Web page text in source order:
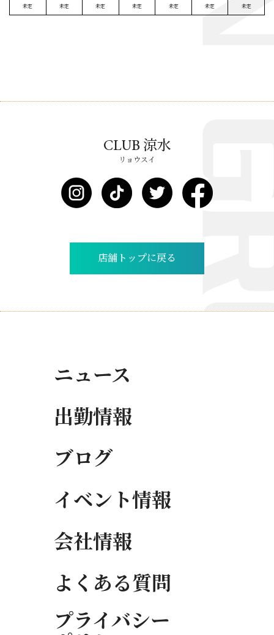
未定 未定 未定 未定 未定 未定 未定
CLUB 涼水
リョウスイ
店舗トップに戻る
ニュース
出勤情報
ブログ
イベント情報
会社情報
よくある質問
プライバシー